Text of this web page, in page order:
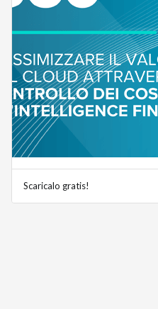
Scaricalo gratis!